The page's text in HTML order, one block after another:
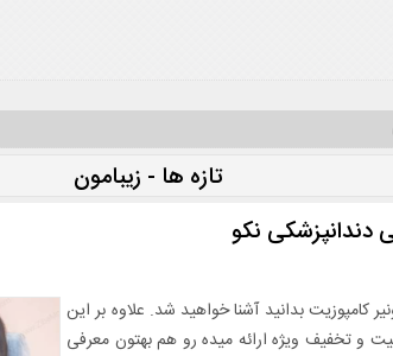
تازه ها - زیبامون
دندانپزشکی نکو
کامپوزیت بدانید آشنا خواهید شد. علاوه بر این
و تخفیف ویژه ارائه میده رو هم بهتون معرفی